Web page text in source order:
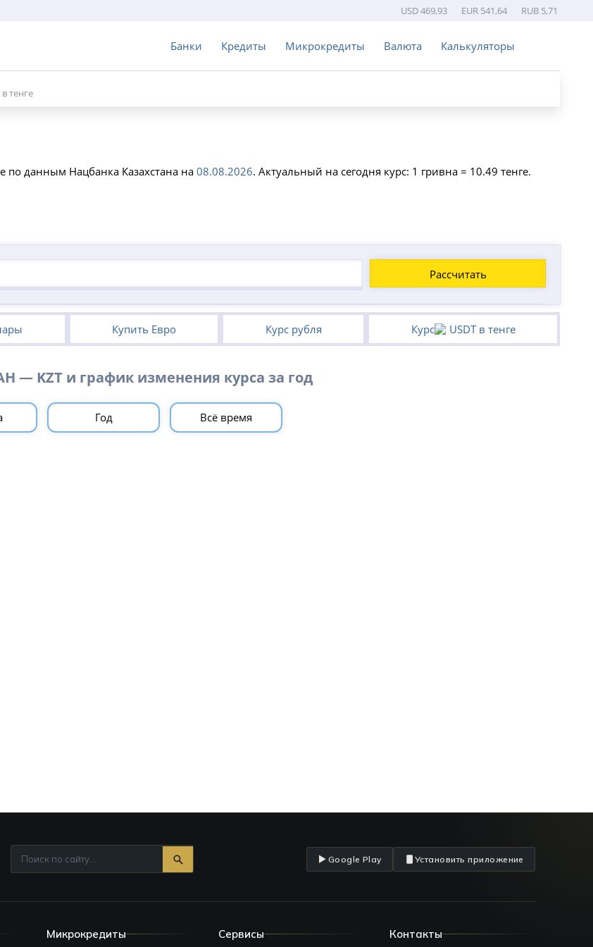
USD 469,93 EUR 541,64 RUB 5,71
Банки Кредиты Микрокредиты Валюта Калькуляторы
тенге
по данным Нацбанка Казахстана на08.08.2026. Актуальный на сегодня курс: 1 гривна = 10.49 тенге.
Купить Евро Курс рубля Курс USDT в тенге
— KZT и график изменения курса за год
Год Всё время
Google Play Установить приложение
Микрокредиты Сервисы Контакты